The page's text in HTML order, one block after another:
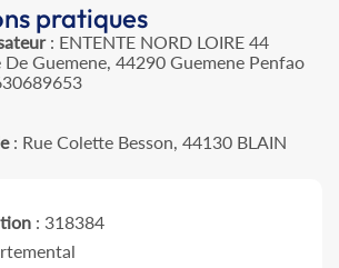
pratiques
: ENTENTE NORD LOIRE 44
Guemene, 44290 Guemene Penfao
: Rue Colette Besson, 44130 BLAIN
: 318384